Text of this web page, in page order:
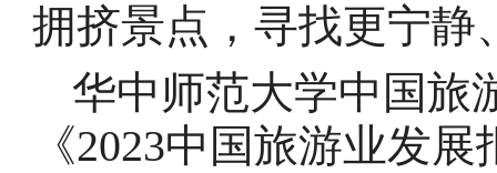
拥挤景点，寻找更宁静
华中师范大学中国旅
《2023中国旅游业发